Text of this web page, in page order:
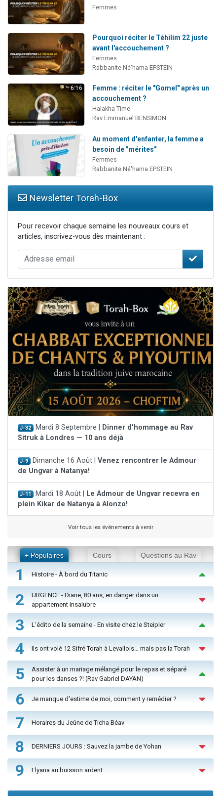
Femmes
Pourquoi réciter le Téhilim 22 juste
avant l'accouchement ?
Femmes
Rabbanite Né'hama EPSTEIN
6:16
Femme : réciter le "Gomel" après un
accouchement ?
Halakha Time
Rav Emmanuel BENSIMON
Au moment d'enfanter, la femme a
besoin de "mérites"
Femmes
Rabbanite Né'hama EPSTEIN
Newsletter Torah-Box
Pour recevoir chaque semaine les nouveaux cours et
articles, inscrivez-vous dès maintenant :
J-32 Mardi 8 Septembre |
Dinner d'hommage au Rav
Sitruk à Londres — 10 ans déjà
J-9 Dimanche 16 Août | Venez rencontrer le Admour
de Ungvar à Natanya!
J-11 Mardi 18 Août |
Le Admour de Ungvar recevra en
plein Kikar de Natanya à Alonzo!
Voir tous les événements à venir
+ Populaires Cours Questions au Rav
1 Histoire - À bord du Titanic
2
URGENCE - Diane, 80 ans, en danger dans un
appartement insalubre
3 L'édito de la semaine - En visite chez le Steipler
4 Ils ont volé 12 Sifré Torah à Levallois… mais pas la Torah
5
Assister à un mariage mélangé pour le repas et séparé
pour les danses ?! (Rav Gabriel DAYAN)
6 Je manque d'estime de moi, comment y remédier ?
7 Horaires du Jeûne de Ticha Béav
8 DERNIERS JOURS : Sauvez la jambe de Yohan
9 Elyana au buisson ardent